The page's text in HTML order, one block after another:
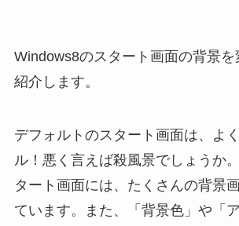
Windows8のスタート画面の背景を
紹介します。
デフォルトのスタート画面は、よ
ル！悪く言えば殺風景でしょうか
タート画面には、たくさんの背景
ています。また、「背景色」や「